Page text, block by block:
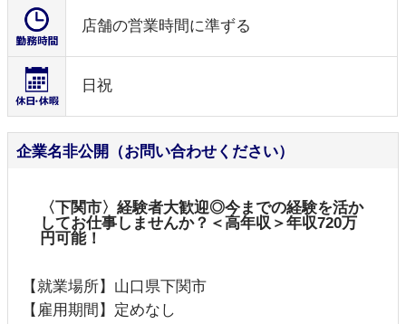
店舗の営業時間に準ずる
日祝
企業名非公開（お問い合わせください）
〈下関市〉経験者大歓迎◎今までの経験を活か
してお仕事しませんか？＜高年収＞年収720万
円可能！
【就業場所】山口県下関市
【雇用期間】定めなし